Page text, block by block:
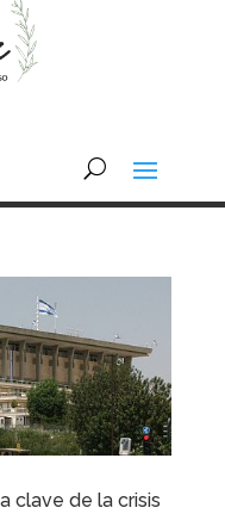
clave de la crisis